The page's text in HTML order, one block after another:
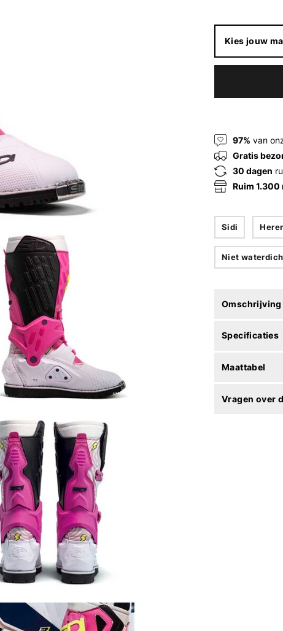
Kies jouw
97% van
Gratis
30 dagen
Ruim 1.300
Sidi
Niet
Omschrijving
Specificaties
Maattabel
Vragen over